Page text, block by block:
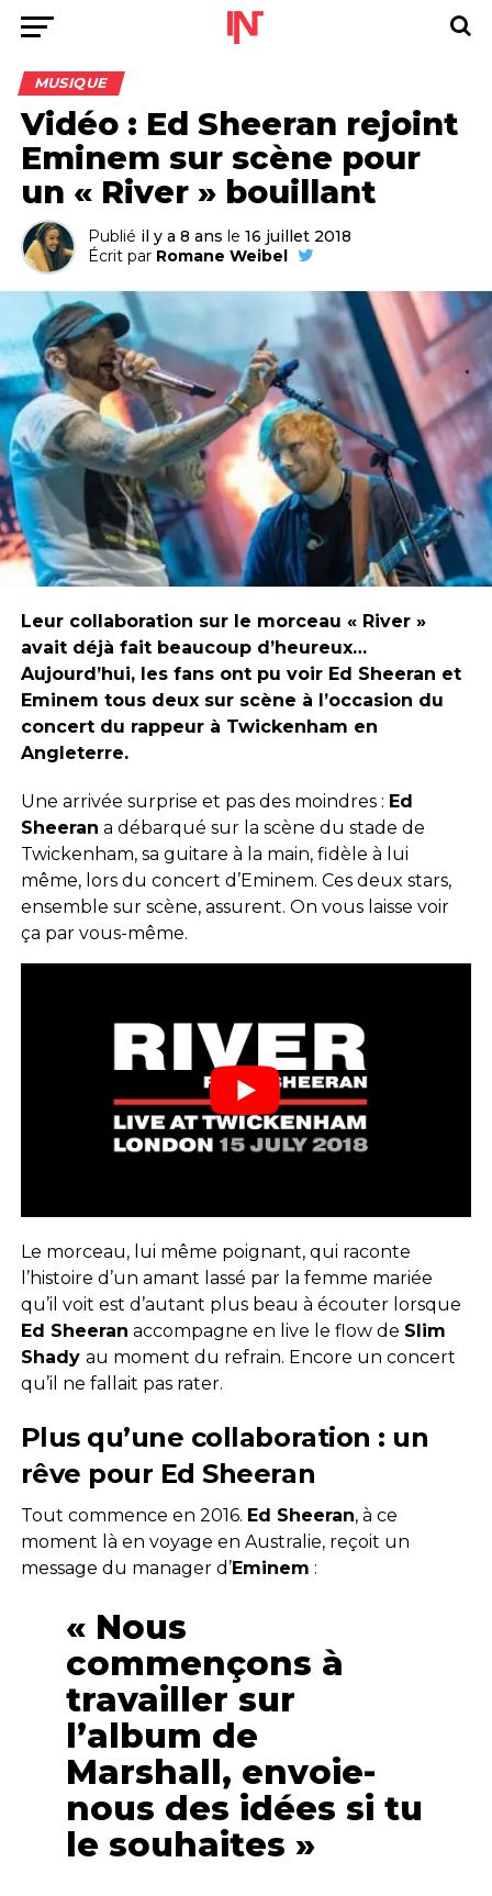
MUSIQUE
Vidéo : Ed Sheeran rejoint
Eminem sur scène pour
un « River » bouillant
Publié il y a 8 ans le 16 juillet 2018
Écrit par Romane Weibel
Leur collaboration sur le morceau « River »
avait déjà fait beaucoup d’heureux…
Aujourd’hui, les fans ont pu voir Ed Sheeran et
Eminem tous deux sur scène à l’occasion du
concert du rappeur à Twickenham en
Angleterre.
Une arrivée surprise et pas des moindres : Ed
Sheeran a débarqué sur la scène du stade de
Twickenham, sa guitare à la main, fidèle à lui
même, lors du concert d’Eminem. Ces deux stars,
ensemble sur scène, assurent. On vous laisse voir
ça par vous-même.
Le morceau, lui même poignant, qui raconte
l’histoire d’un amant lassé par la femme mariée
qu’il voit est d’autant plus beau à écouter lorsque
Ed Sheeran accompagne en live le flow de Slim
Shady au moment du refrain. Encore un concert
qu’il ne fallait pas rater.
Plus qu’une collaboration : un
rêve pour Ed Sheeran
Tout commence en 2016. Ed Sheeran, à ce
moment là en voyage en Australie, reçoit un
message du manager d’Eminem :
« Nous
commençons à
travailler sur
l’album de
Marshall, envoie-
nous des idées si tu
le souhaites »